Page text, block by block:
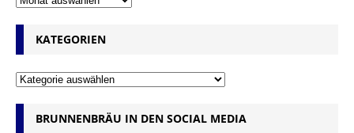
KATEGORIEN
BRUNNENBRÄU IN DEN SOCIAL MEDIA